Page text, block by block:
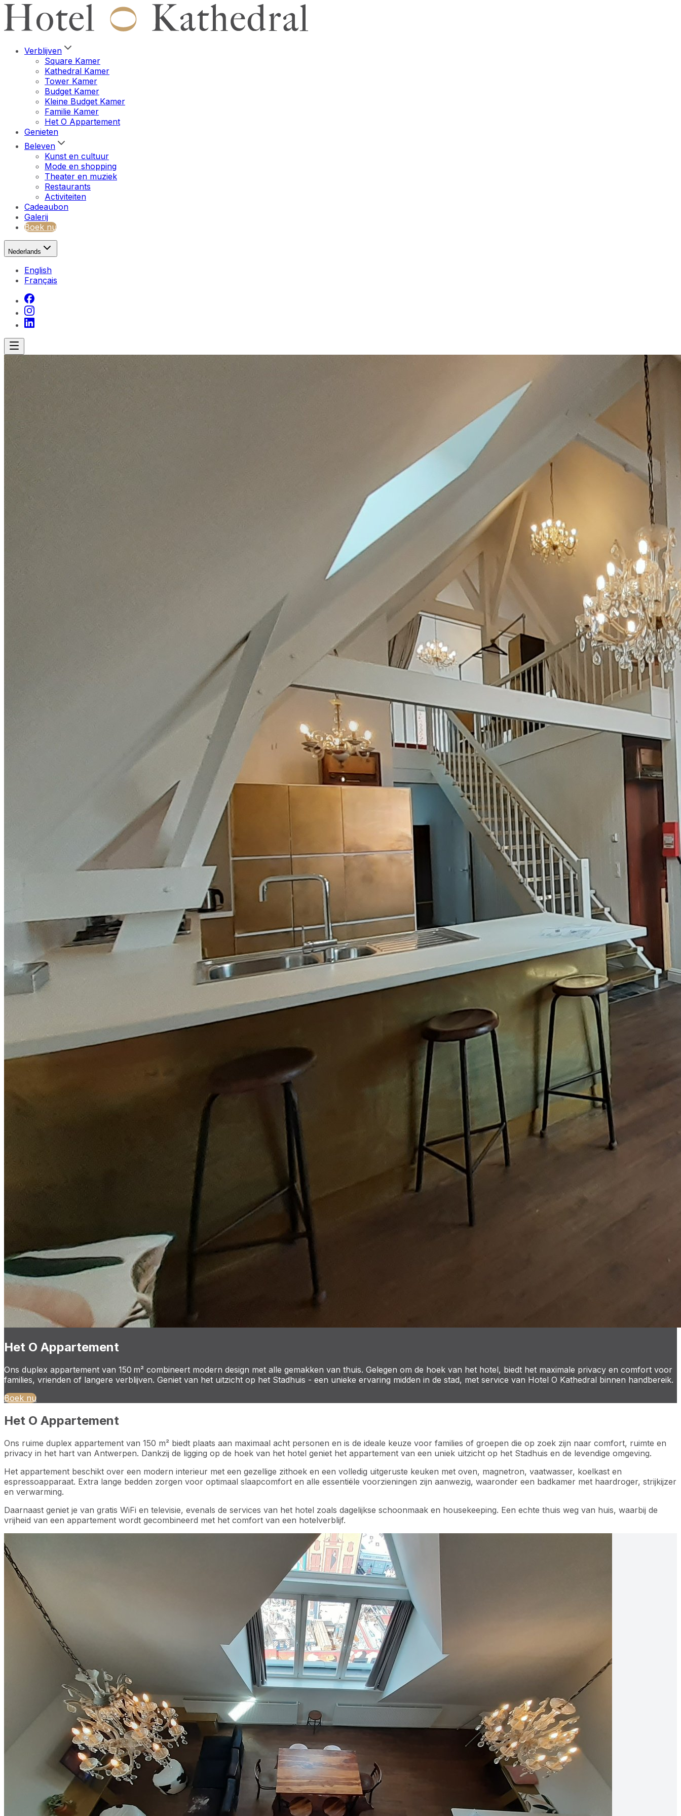
Verblijven
Square Kamer
Kathedral Kamer
Tower Kamer
Budget Kamer
Kleine Budget Kamer
Familie Kamer
Het O Appartement
Genieten
Beleven
Kunst en cultuur
Mode en shopping
Theater en muziek
Restaurants
Activiteiten
Cadeaubon
Galerij
Boek nu
Nederlands
English
Français
Het O Appartement
Ons duplex appartement van 150 m² combineert modern design met alle gemakken van thuis. Gelegen om de hoek van het hotel, biedt het maximale privacy en comfort voor
families, vrienden of langere verblijven. Geniet van het uitzicht op het Stadhuis - een unieke ervaring midden in de stad, met service van Hotel O Kathedral binnen handbereik.
Boek nu
Het O Appartement
Ons ruime duplex appartement van 150 m² biedt plaats aan maximaal acht personen en is de ideale keuze voor families of groepen die op zoek zijn naar comfort, ruimte en
privacy in het hart van Antwerpen. Dankzij de ligging op de hoek van het hotel geniet het appartement van een uniek uitzicht op het Stadhuis en de levendige omgeving.
Het appartement beschikt over een modern interieur met een gezellige zithoek en een volledig uitgeruste keuken met oven, magnetron, vaatwasser, koelkast en
espressoapparaat. Extra lange bedden zorgen voor optimaal slaapcomfort en alle essentiële voorzieningen zijn aanwezig, waaronder een badkamer met haardroger, strijkijzer
en verwarming.
Daarnaast geniet je van gratis WiFi en televisie, evenals de services van het hotel zoals dagelijkse schoonmaak en housekeeping. Een echte thuis weg van huis, waarbij de
vrijheid van een appartement wordt gecombineerd met het comfort van een hotelverblijf.